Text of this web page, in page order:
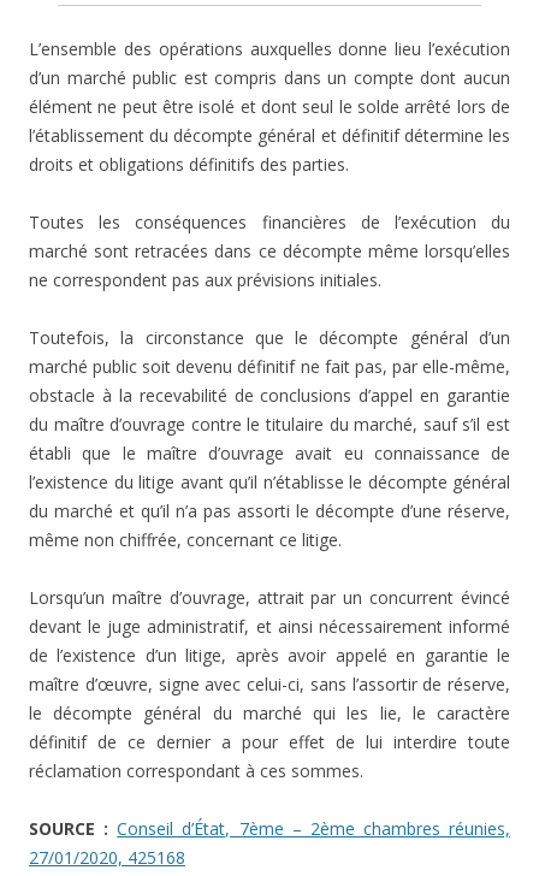
L’ensemble des opérations auxquelles donne lieu l’exécution
d’un marché public est compris dans un compte dont aucun
élément ne peut être isolé et dont seul le solde arrêté lors de
l’établissement du décompte général et définitif détermine les
droits et obligations définitifs des parties.
Toutes les conséquences financières de l’exécution du
marché sont retracées dans ce décompte même lorsqu’elles
ne correspondent pas aux prévisions initiales.
Toutefois, la circonstance que le décompte général d’un
marché public soit devenu définitif ne fait pas, par elle-même,
obstacle à la recevabilité de conclusions d’appel en garantie
du maître d’ouvrage contre le titulaire du marché, sauf s’il est
établi que le maître d’ouvrage avait eu connaissance de
l’existence du litige avant qu’il n’établisse le décompte général
du marché et qu’il n’a pas assorti le décompte d’une réserve,
même non chiffrée, concernant ce litige.
Lorsqu’un maître d’ouvrage, attrait par un concurrent évincé
devant le juge administratif, et ainsi nécessairement informé
de l’existence d’un litige, après avoir appelé en garantie le
maître d’œuvre, signe avec celui-ci, sans l’assortir de réserve,
le décompte général du marché qui les lie, le caractère
définitif de ce dernier a pour effet de lui interdire toute
réclamation correspondant à ces sommes.
SOURCE : Conseil d’État, 7ème – 2ème chambres réunies,
27/01/2020, 425168